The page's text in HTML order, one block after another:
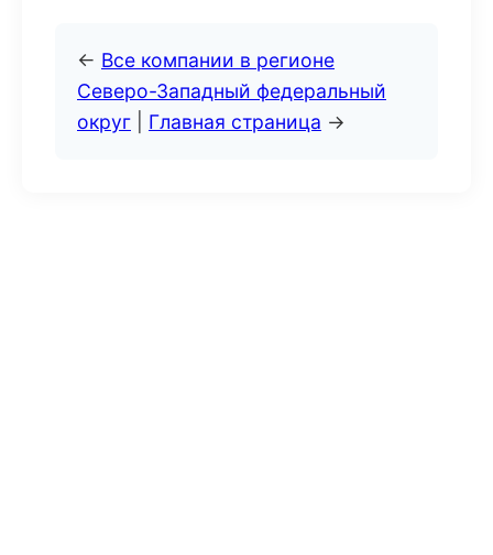
← Все компании в регионе
Северо-Западный федеральный
округ
Главная страница →